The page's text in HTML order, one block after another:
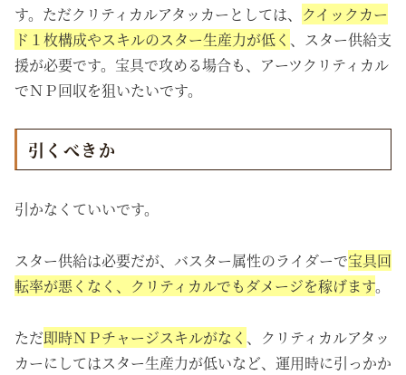
す。ただクリティカルアタッカーとしては、 クイックカー
ド１枚構成やスキルのスター生産力が低く 、スター供給支
援が必要です。宝具で攻める場合も、アーツクリティカル
でＮＰ回収を狙いたいです。
引くべきか
引かなくていいです。
スター供給は必要だが、バスター属性のライダーで宝具回
転率が悪くなく、クリティカルでもダメージを稼げます。
ただ即時ＮＰチャージスキルがなく 、クリティカルアタッ
カーにしてはスター生産力が低いなど、運用時に引っかか